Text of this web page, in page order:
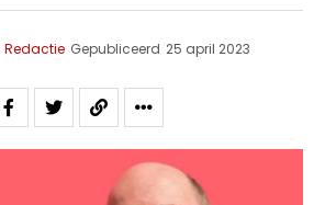
Redactie Gepubliceerd 25 april 2023